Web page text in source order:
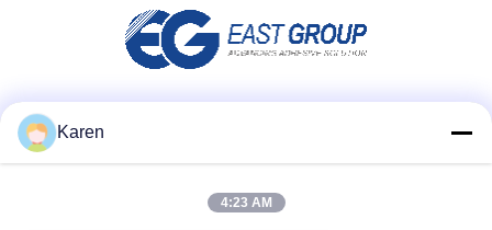
Karen
4:23 AM